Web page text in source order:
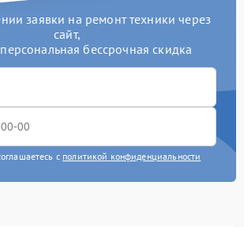
заявки на ремонт техники через
сайт,
бессрочная скидка
с политикой конфиденциальности